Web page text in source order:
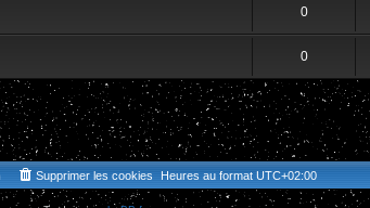
0
0
Heures au format UTC+02:00
Supprimer les cookies